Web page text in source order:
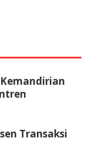
Transaksi